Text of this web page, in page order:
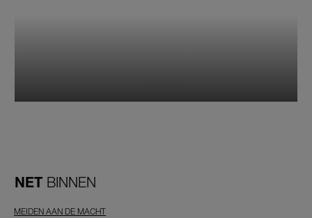
NET BINNEN
MEIDEN AAN DE MACHT